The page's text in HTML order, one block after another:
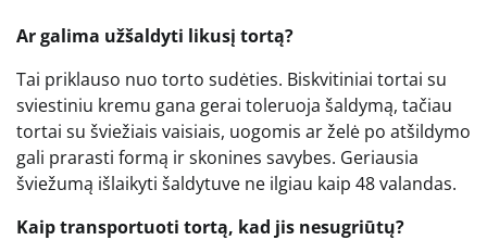
Ar galima užšaldyti likusį tortą?
Tai priklauso nuo torto sudėties. Biskvitiniai tortai su
sviestiniu kremu gana gerai toleruoja šaldymą, tačiau
tortai su šviežiais vaisiais, uogomis ar želė po atšildymo
gali prarasti formą ir skonines savybes. Geriausia
šviežumą išlaikyti šaldytuve ne ilgiau kaip 48 valandas.
Kaip transportuoti tortą, kad jis nesugriūtų?